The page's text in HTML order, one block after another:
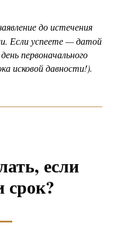
до истечения
Если успеете — датой
первоначального
исковой давности!).
если
срок?